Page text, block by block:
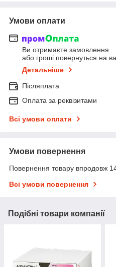
Умови оплати
Ви отримаєте замовлення
або гроші повернуться на
Детальніше
Післяплата
Оплата за реквізитами
Всі умови оплати
Умови повернення
Повернення товару впродовж
Всі умови повернення
Подібні товари компанії